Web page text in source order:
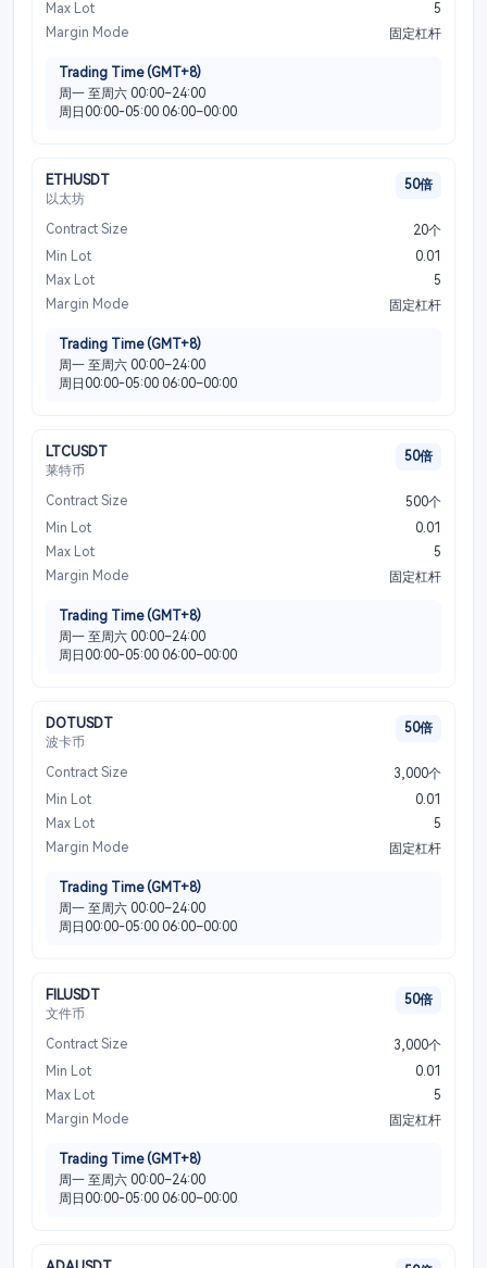
Max Lot
5
Margin Mode
固定杠杆
Trading Time (GMT+8)
周一 至周六 00:00–24:00
周日00:00-05:00 06:00–00:00
ETHUSDT
以太坊
50倍
Contract Size
20个
Min Lot
0.01
Max Lot
5
Margin Mode
固定杠杆
Trading Time (GMT+8)
周一 至周六 00:00–24:00
周日00:00-05:00 06:00–00:00
LTCUSDT
莱特币
50倍
Contract Size
500个
Min Lot
0.01
Max Lot
5
Margin Mode
固定杠杆
Trading Time (GMT+8)
周一 至周六 00:00–24:00
周日00:00-05:00 06:00–00:00
DOTUSDT
波卡币
50倍
Contract Size
3,000个
Min Lot
0.01
Max Lot
5
Margin Mode
固定杠杆
Trading Time (GMT+8)
周一 至周六 00:00–24:00
周日00:00-05:00 06:00–00:00
FILUSDT
文件币
50倍
Contract Size
3,000个
Min Lot
0.01
Max Lot
5
Margin Mode
固定杠杆
Trading Time (GMT+8)
周一 至周六 00:00–24:00
周日00:00-05:00 06:00–00:00